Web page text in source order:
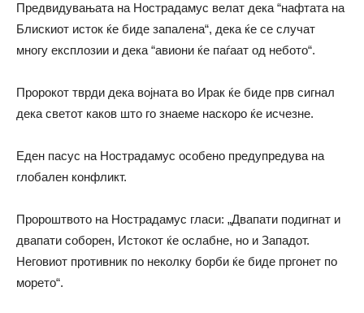
Предвидувањата на Нострадамус велат дека “нафтата на
Блискиот исток ќе биде запалена“, дека ќе се случат
многу експлозии и дека “авиони ќе паѓаат од небото“.
Пророкот тврди дека војната во Ирак ќе биде прв сигнал
дека светот каков што го знаеме наскоро ќе исчезне.
Еден пасус на Нострадамус особено предупредува на
глобален конфликт.
Пророштвото на Нострадамус гласи: „Двапати подигнат и
двапати соборен, Истокот ќе ослабне, но и Западот.
Неговиот противник по неколку борби ќе биде пргонет по
морето“.